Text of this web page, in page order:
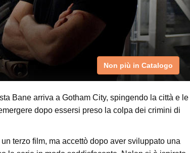
Non più in Catalogo
Bane arriva a Gotham City, spingendo la città e le
dopo essersi preso la colpa dei crimini di
terzo film, ma accettò dopo aver sviluppato una